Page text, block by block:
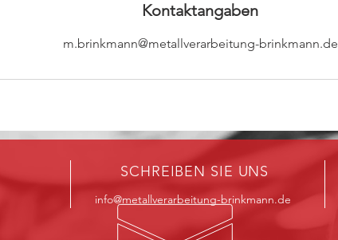
Kontaktangaben
m.brinkmann@metallverarbeitung-brinkmann.de
SCHREIBEN SIE UNS
info@metallverarbeitung-brinkmann.de